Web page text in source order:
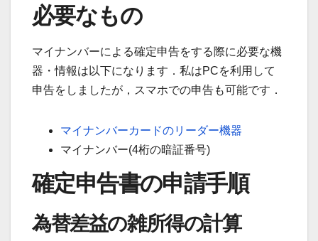
必要なもの
マイナンバーによる確定申告をする際に必要な機
器・情報は以下になります．私はPCを利用して
申告をしましたが，スマホでの申告も可能です．
マイナンバーカードのリーダー機器
マイナンバー(4桁の暗証番号)
確定申告書の申請手順
為替差益の雑所得の計算